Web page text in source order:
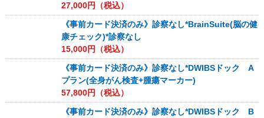
27,000円（税込）
《事前カード決済のみ》診察なし*BrainSuite(脳の健
康チェック)*診察なし
15,000円（税込）
《事前カード決済のみ》診察なし*DWIBSドック A
プラン(全身がん検査+腫瘍マーカー)
57,800円（税込）
《事前カード決済のみ》診察なし*DWIBSドック B